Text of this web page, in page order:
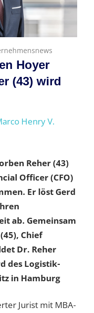
Hoyer
(43) wird
Henry V.
Reher (43)
Officer (CFO)
Er löst Gerd
ab. Gemeinsam
Chief
Dr. Reher
des Logistik­
in Hamburg
Jurist mit MBA-